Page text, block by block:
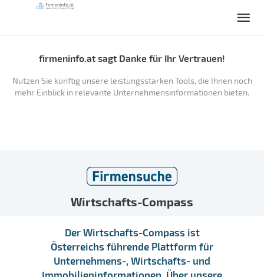
firmeninfo.at sagt Danke für Ihr Vertrauen!
Nutzen Sie künftig unsere leistungsstarken Tools, die Ihnen noch
mehr Einblick in relevante Unternehmensinformationen bieten.
Wirtschafts-Compass
Der Wirtschafts-Compass ist
Österreichs führende Plattform für
Unternehmens-, Wirtschafts- und
Immobilieninformationen. Über unsere